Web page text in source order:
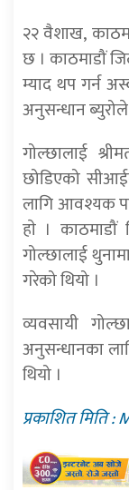
२२ वैशाख,
छ । काठमाडौं
म्याद थप गर्न
अनुसन्धान ब्युरोले
गोल्छालाई
छोडिएको
लागि आवश्यक
हाे ।
गोल्छालाई
गरेको थियो ।
व्यवसायी
अनुसन्धानका
थियो ।
प्रकाशित मिति